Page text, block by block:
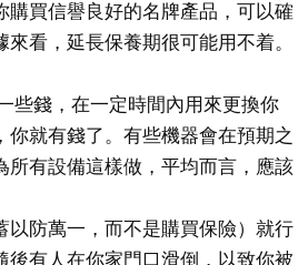
買信譽良好的名牌產品，可以確
看，延長保養期很可能用不着。
些錢，在一定時間內用來更換你
就有錢了。有些機器會在預期之
有設備這樣做，平均而言，應該
防萬一，而不是購買保險）就行
有人在你家門口滑倒，以致你被